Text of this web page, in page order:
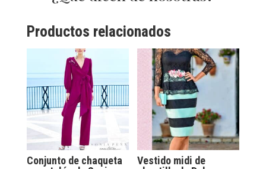
Productos relacionados
Conjunto de chaqueta
Vestido midi de